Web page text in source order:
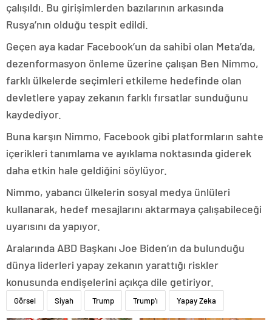
çalışıldı. Bu girişimlerden bazılarının arkasında
Rusya’nın olduğu tespit edildi.
Geçen aya kadar Facebook’un da sahibi olan Meta’da,
dezenformasyon önleme üzerine çalışan Ben Nimmo,
farklı ülkelerde seçimleri etkileme hedefinde olan
devletlere yapay zekanın farklı fırsatlar sunduğunu
kaydediyor.
Buna karşın Nimmo, Facebook gibi platformların sahte
içerikleri tanımlama ve ayıklama noktasında giderek
daha etkin hale geldiğini söylüyor.
Nimmo, yabancı ülkelerin sosyal medya ünlüleri
kullanarak, hedef mesajlarını aktarmaya çalışabileceği
uyarısını da yapıyor.
Aralarında ABD Başkanı Joe Biden’ın da bulunduğu
dünya liderleri yapay zekanın yarattığı riskler
konusunda endişelerini açıkça dile getiriyor.
Görsel Siyah Trump Trump’ı Yapay Zeka